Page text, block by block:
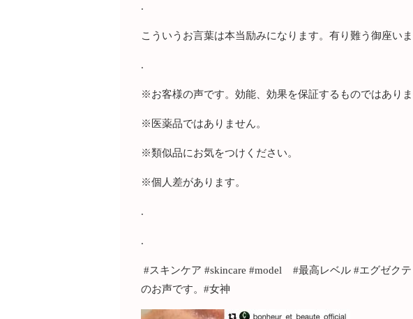
.
こういうお言葉は本当励みになります。有り難う御座いま
.
※お客様の声です。効能、効果を保証するものではありま
※医薬品ではありません。
※類似品にお気をつけください。
※個人差があります。
.
.
#スキンケア #skincare #model #最高レベル #エグゼク
のお声です。#女神